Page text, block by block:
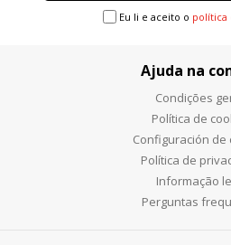
Eu li e aceito o política
Ajuda na
Condições
Política de
Configuración de
Política de
Informação
Perguntas